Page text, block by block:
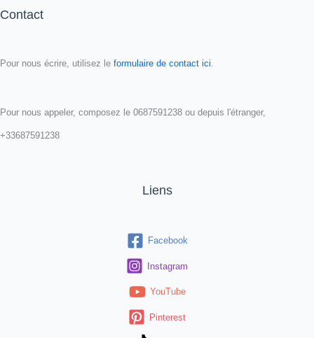
Contact
Pour nous écrire, utilisez le formulaire de contact ici.
Pour nous appeler, composez le 0687591238 ou depuis l'étranger,
+33687591238
Liens
Facebook
Instagram
YouTube
Pinterest